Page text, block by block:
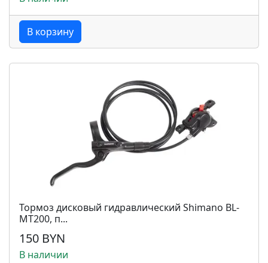
В корзину
Тормоз дисковый гидравлический Shimano BL-
MT200, п...
150 BYN
В наличии